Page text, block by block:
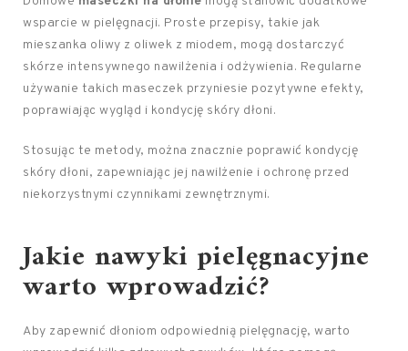
wsparcie w pielęgnacji. Proste przepisy, takie jak
mieszanka oliwy z oliwek z miodem, mogą dostarczyć
skórze intensywnego nawilżenia i odżywienia. Regularne
używanie takich maseczek przyniesie pozytywne efekty,
poprawiając wygląd i kondycję skóry dłoni.
Stosując te metody, można znacznie poprawić kondycję
skóry dłoni, zapewniając jej nawilżenie i ochronę przed
niekorzystnymi czynnikami zewnętrznymi.
Jakie nawyki pielęgnacyjne
warto wprowadzić?
Aby zapewnić dłoniom odpowiednią pielęgnację, warto